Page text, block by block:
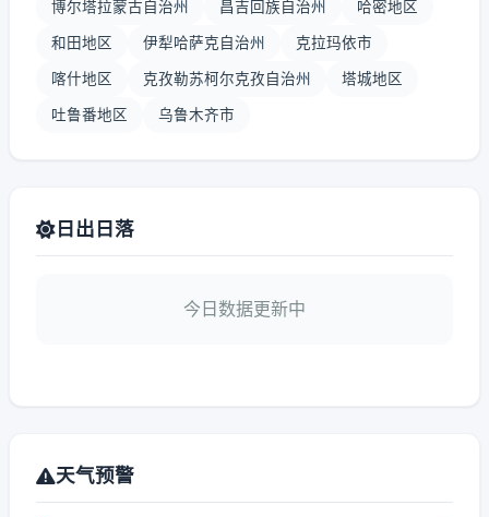
博尔塔拉蒙古自治州 昌吉回族自治州 哈密地区
和田地区 伊犁哈萨克自治州 克拉玛依市
喀什地区 克孜勒苏柯尔克孜自治州 塔城地区
吐鲁番地区 乌鲁木齐市
日出日落
今日数据更新中
天气预警